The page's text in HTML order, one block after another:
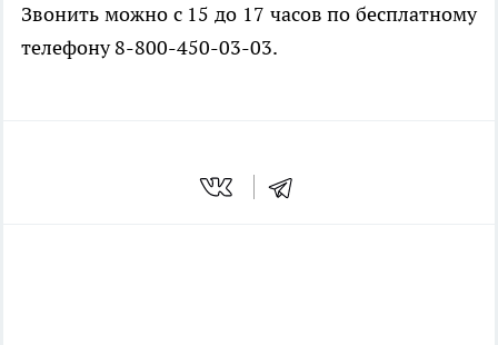
Звонить можно с 15 до 17 часов по бесплатному
телефону 8-800-450-03-03.